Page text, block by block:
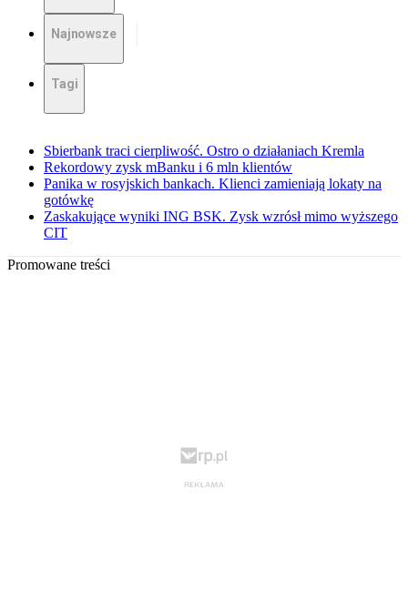
Najnowsze
Tagi
Sbierbank traci cierpliwość. Ostro o działaniach Kremla
Rekordowy zysk mBanku i 6 mln klientów
Panika w rosyjskich bankach. Klienci zamieniają lokaty na
gotówkę
Zaskakujące wyniki ING BSK. Zysk wzrósł mimo wyższego
CIT
Promowane treści